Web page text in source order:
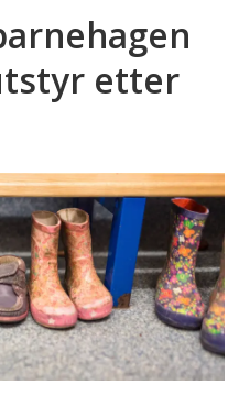
etter